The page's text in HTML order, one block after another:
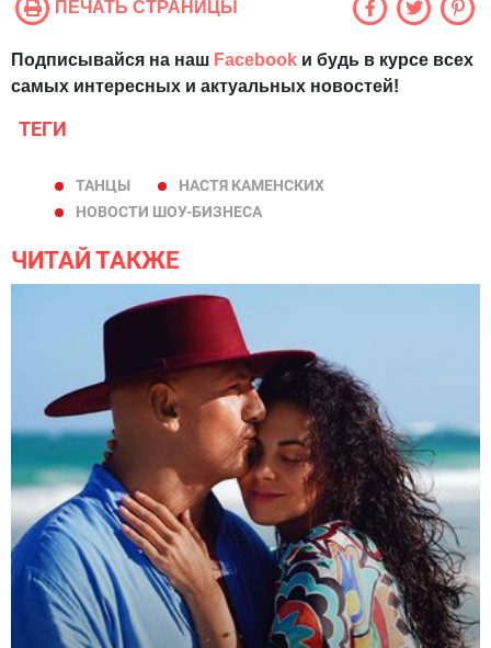
ПЕЧАТЬ СТРАНИЦЫ
Подписывайся на наш Facebook и будь в курсе всех
самых интересных и актуальных новостей!
ТЕГИ
ТАНЦЫ
НАСТЯ КАМЕНСКИХ
НОВОСТИ ШОУ-БИЗНЕСА
ЧИТАЙ ТАКЖЕ